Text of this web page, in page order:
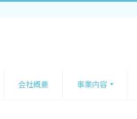
会社概要 事業内容